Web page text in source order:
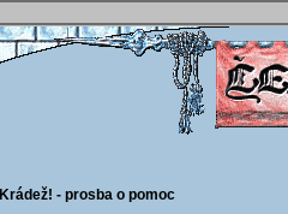
Krádež! - prosba o pomoc